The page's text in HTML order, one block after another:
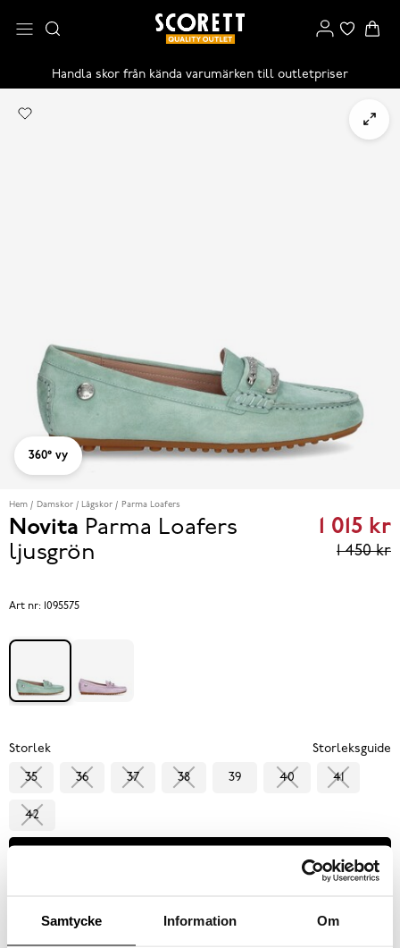
Samtycke Information Om
Handla skor från kända varumärken till outletpriser
360° vy
Hem Damskor Lågskor Parma Loafers
Novita Parma Loafers
ljusgrön
Current
1 015 kr
1 450 kr
Art nr: 1095575
Storlek Storleksguide
35 36 37 38 39 40 41
42